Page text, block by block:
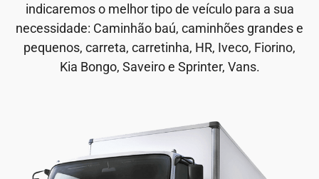
indicaremos o melhor tipo de veículo para a sua
necessidade: Caminhão baú, caminhões grandes e
pequenos, carreta, carretinha, HR, Iveco, Fiorino,
Kia Bongo, Saveiro e Sprinter, Vans.